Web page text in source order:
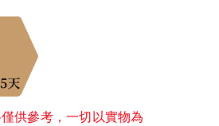
供參考，一切以實物為